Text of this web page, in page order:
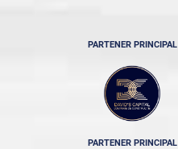
PARTENER PRINCIPAL
PARTENER PRINCIPAL